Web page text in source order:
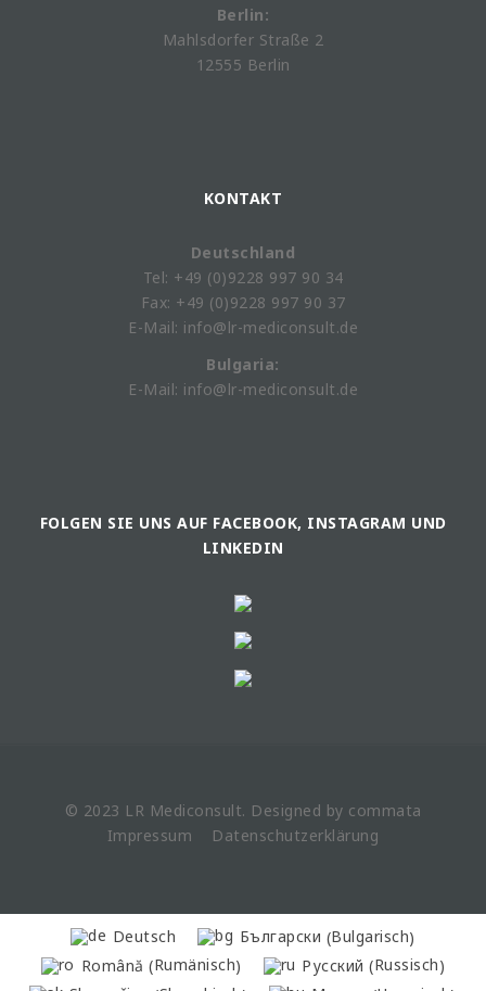
Berlin:
Mahlsdorfer Straße 2
12555 Berlin
KONTAKT
Deutschland
Tel: +49 (0)9228 997 90 34
Fax: +49 (0)9228 997 90 37
E-Mail: info@lr-mediconsult.de
Bulgaria:
E-Mail: info@lr-mediconsult.de
FOLGEN SIE UNS AUF FACEBOOK, INSTAGRAM UND
LINKEDIN
© 2023 LR Mediconsult. Designed by commata
Impressum
Datenschutzerklärung
Deutsch Български (Bulgarisch)
Română (Rumänisch) Русский (Russisch)